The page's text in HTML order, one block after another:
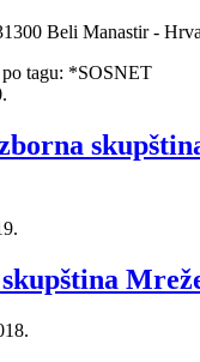
Beli Manastir -
tagu: *SOSNET